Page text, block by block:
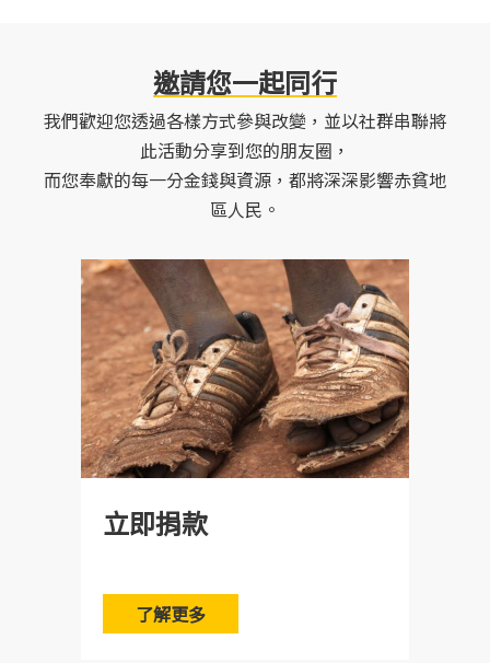
預約，每個梯次上限30人)至預約平台
何問題請致電(02-77415519) 詢問。
請問倉庫做志工的服務內容為何? 有什麼限制
A：倉庫的服務大致上分四大類：拆箱、分類、搬
運和招待。由於現場的服務危險性較高，服務的
年紀需國中以上。
倉庫有飲水機，請記得攜帶水瓶、口罩、衣物或
毛巾，服務後可替換。
A：您可以直接點選「
邀請您一起同行
我們歡迎您透過各樣方式參與改變，並以社群串聯將
此活動分享到您的朋友圈，
而您奉獻的每一分金錢與資源，都將深深影響赤貧地
區人民。
立即捐款
了解更多